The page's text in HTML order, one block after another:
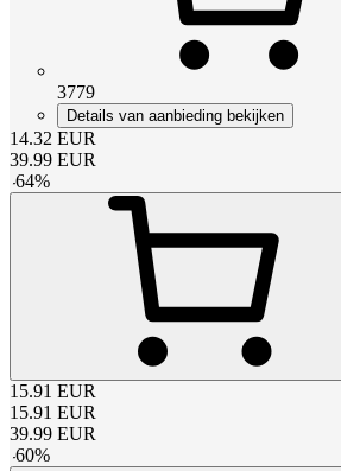
3779
Details van aanbieding bekijken
14.32 EUR
39.99 EUR
-64%
15.91 EUR
15.91 EUR
39.99 EUR
-60%